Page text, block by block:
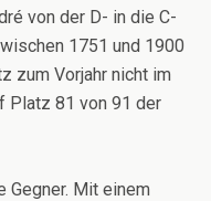
von der D- in die C-
1751 und 1900
zum Vorjahr nicht im
Platz 81 von 91 der
Gegner. Mit einem